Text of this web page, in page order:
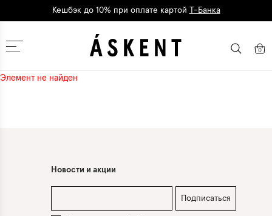
Кешбэк до 10% при оплате картой Т-Банка
Москва 0
Элемент не найден
Новости и акции
Подписаться